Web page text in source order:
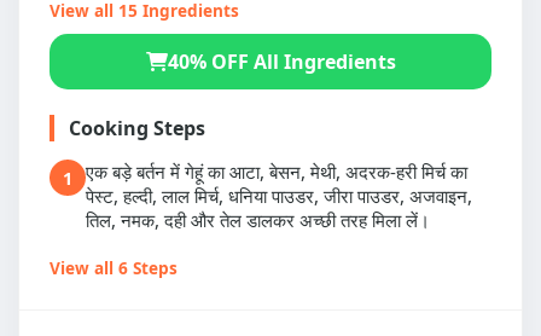
View all 15 Ingredients
40% OFF All Ingredients
Cooking Steps
1
एक बड़े बर्तन में गेहूं का आटा, बेसन, मेथी, अदरक-हरी मिर्च का
पेस्ट, हल्दी, लाल मिर्च, धनिया पाउडर, जीरा पाउडर, अजवाइन,
तिल, नमक, दही और तेल डालकर अच्छी तरह मिला लें।
View all 6 Steps